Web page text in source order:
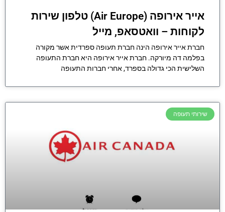
אייר אירופה (Air Europe) טלפון שירות
לקוחות – וואטסאפ, מייל
חברת אייר אירופה הינה חברת תעופה ספרדית אשר מקורה
בפלמה דה מיורקה. חברת אייר אירופה היא חברת התעופה
השלישית הכי גדולה בספרד, אחרי חברות התעופה
שירותי תעופה